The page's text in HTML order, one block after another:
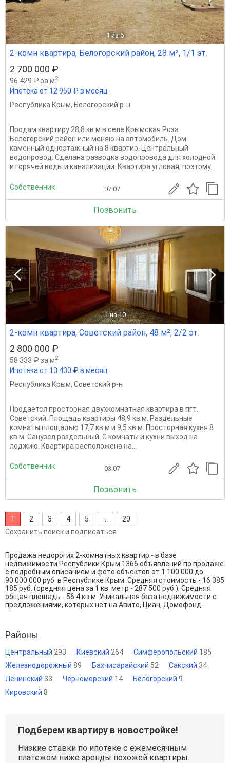
1 из 6
2-комн квартира, Белогорский район, 28 м², 1/1 эт.
2 700 000 ₽
96 429 ₽ за м2
Ипотека от 12 950 ₽ в месяц
Республика Крым, Белогорский р-н
Продам квартиру 28,8 кв м в селе Крымская Роза
Белогорский район или меняю на автомобиль. Дом
каменный одноэтажный на 8 квартир. Центральный
водопровод. Сделана разводка водопровода для холодной
и горячей воды и канализации. Квартира угловая, поэтому...
Собственник 07.07
Позвонить
1 из 10
2-комн квартира, Советский район, 48 м², 2/2 эт.
2 800 000 ₽
58 333 ₽ за м2
Ипотека от 13 430 ₽ в месяц
Республика Крым, Советский р-н
Продается просторная двухкомнатная квартира в пгт.
Советский. Площадь квартиры 48,9 кв.м. Раздельные
комнаты площадью 17,7 кв.м и 9,5 кв.м. Просторная кухня 8
кв.м. Санузел раздельный. С комнаты и кухни выход на
лоджию. Квартира расположена на...
Собственник 03.07
Позвонить
1 2 3 4 5
20
Сохранить поиск и подписаться
Продажа недорогих 2-комнатных квартир - в базе
недвижимости Республики Крым 1366 объявлений по продаже
с подробным описанием и фото объектов от 1 100 000 до
90 000 000 руб. в Республике Крым. Средняя стоимость - 16 385
185 руб. (средняя цена за 1 кв. метр - 287 500 руб.). Средняя
общая площадь - 56.4 кв.м. Уникальная база недвижимости с
предложениями, которых нет на Авито, Циан, Домофонд.
Районы
Центральный 293 Киевский 264 Симферопольский 185
Железнодорожный 89 Бахчисарайский 52 Сакский 34
Ленинский 33 Черноморский 14 Белогорский 9
Кировский 8
Подберем квартиру в новостройке!
Низкие ставки по ипотеке с ежемесячным
платежом ниже аренды похожей квартиры.